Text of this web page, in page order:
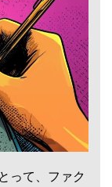
って、ファク